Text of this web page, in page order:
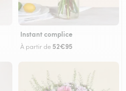
Instant complice
À partir de 52€95